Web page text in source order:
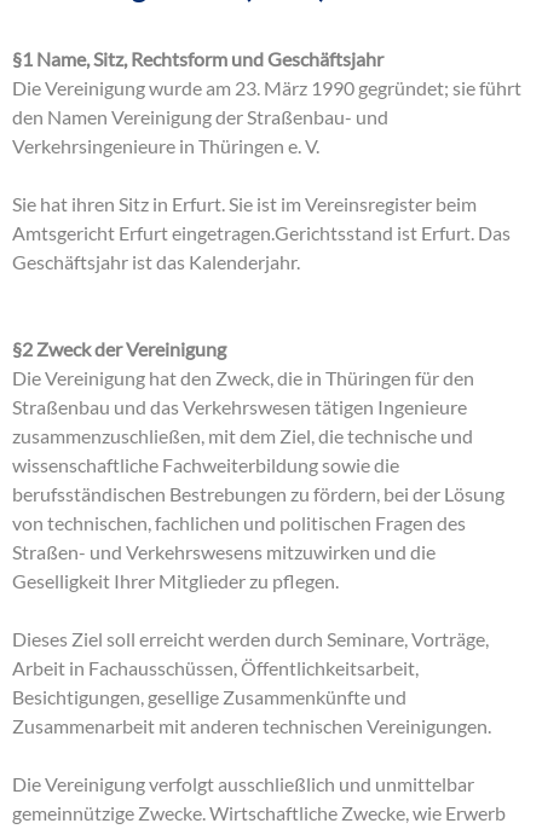
§1 Name, Sitz, Rechtsform und Geschäftsjahr
Die Vereinigung wurde am 23. März 1990 gegründet; sie führt
den Namen Vereinigung der Straßenbau- und
Verkehrsingenieure in Thüringen e. V.
Sie hat ihren Sitz in Erfurt. Sie ist im Vereinsregister beim
Amtsgericht Erfurt eingetragen.Gerichtsstand ist Erfurt. Das
Geschäftsjahr ist das Kalenderjahr.
§2 Zweck der Vereinigung
Die Vereinigung hat den Zweck, die in Thüringen für den
Straßenbau und das Verkehrswesen tätigen Ingenieure
zusammenzuschließen, mit dem Ziel, die technische und
wissenschaftliche Fachweiterbildung sowie die
berufsständischen Bestrebungen zu fördern, bei der Lösung
von technischen, fachlichen und politischen Fragen des
Straßen- und Verkehrswesens mitzuwirken und die
Geselligkeit Ihrer Mitglieder zu pflegen.
Dieses Ziel soll erreicht werden durch Seminare, Vorträge,
Arbeit in Fachausschüssen, Öffentlichkeitsarbeit,
Besichtigungen, gesellige Zusammenkünfte und
Zusammenarbeit mit anderen technischen Vereinigungen.
Die Vereinigung verfolgt ausschließlich und unmittelbar
gemeinnützige Zwecke. Wirtschaftliche Zwecke, wie Erwerb